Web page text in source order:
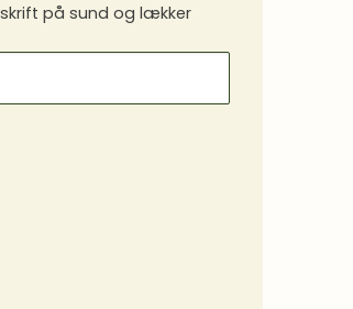
på sund og lækker